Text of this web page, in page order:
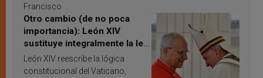
Francisco
Otro cambio (de no poca
importancia): León XIV
sustituye integralmente la ley
vaticana de Papa Francisco
León XIV reescribe la lógica
constitucional del Vaticano,